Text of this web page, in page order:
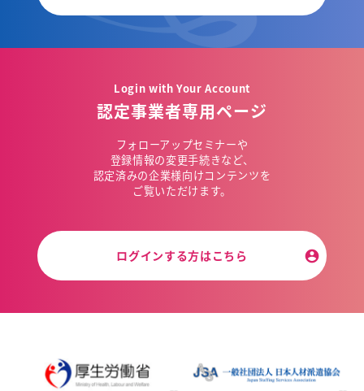
Login with Your Account
認定事業者専用ページ
フォローアップセミナーや
登録情報の変更手続きなど、
認定済みの企業様向けコンテンツを
ご覧いただけます。
ログインする方はこちら